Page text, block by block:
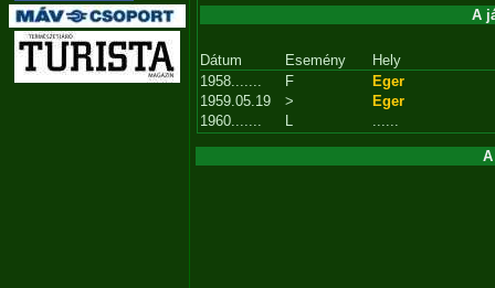
A
Dátum Esemény
Hely
1958.......
F
Eger
1959.05.19
>
Eger
1960.......
L ......